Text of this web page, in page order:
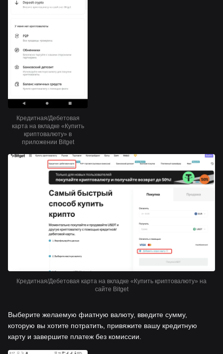
Кредитная/Дебетовая
карта на вкладке «Купить
криптовалюту» в
приложении Bitget
Кредитная/Дебетовая карта на вкладке «Купить криптовалюту» на
сайте Bitget
Выберите желаемую фиатную валюту, введите сумму,
которую вы хотите потратить, привяжите вашу кредитную
карту и завершите платеж без комиссии.